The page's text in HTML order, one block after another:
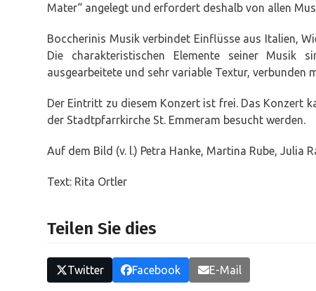
Mater“ angelegt und erfordert deshalb von allen
Boccherinis Musik verbindet Einflüsse aus Italien,
Die charakteristischen Elemente seiner Musik
ausgearbeitete und sehr variable Textur, verbunden
Der Eintritt zu diesem Konzert ist frei. Das Konzert
der Stadtpfarrkirche St. Emmeram besucht werden.
Auf dem Bild (v. l.) Petra Hanke, Martina Rube, Julia
Text: Rita Ortler
Teilen Sie dies
Twitter Facebook E-Mail